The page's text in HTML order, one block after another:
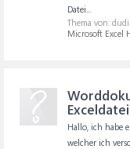
Datei...
Thema von:
Microsoft Excel
Hallo, ich habe
welcher ich